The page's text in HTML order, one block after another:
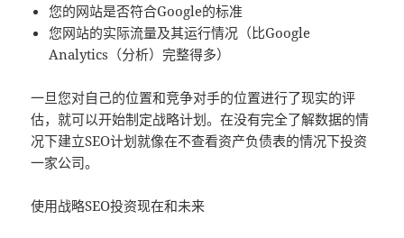
您的网站是否符合Google的标准
您网站的实际流量及其运行情况（比Google
Analytics（分析）完整得多）
一旦您对自己的位置和竞争对手的位置进行了现实的评
估，就可以开始制定战略计划。在没有完全了解数据的情
况下建立SEO计划就像在不查看资产负债表的情况下投资
一家公司。
使用战略SEO投资现在和未来